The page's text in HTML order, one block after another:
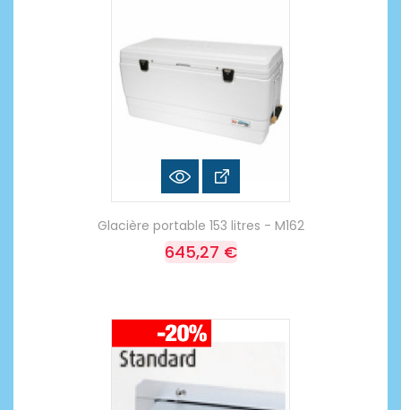
Glacière portable 153 litres - M162
645,27 €